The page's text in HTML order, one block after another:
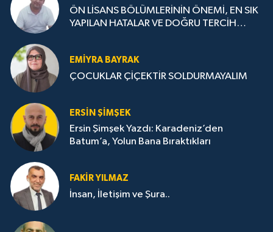
ÖN LİSANS BÖLÜMLERİNİN ÖNEMİ, EN SIK
YAPILAN HATALAR VE DOĞRU TERCİH
EMIYRA BAYRAK
ÇOCUKLAR ÇİÇEKTİR SOLDURMAYALIM
ERSIN ŞIMŞEK
Ersin Şimşek Yazdı: Karadeniz’den
Batum’a, Yolun Bana Bıraktıkları
FAKIR YILMAZ
İnsan, İletişim ve Şura..